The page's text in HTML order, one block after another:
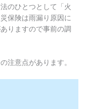
のひとつとして「火
保険は雨漏り原因に
りますので事前の調
注意点があります。